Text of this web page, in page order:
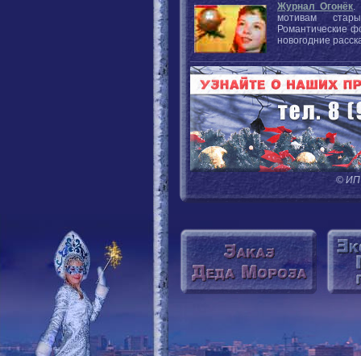
Журнал Огонёк.
мотивам
Романтические
новогодние
© ИП